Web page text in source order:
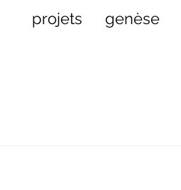
genèse
projets